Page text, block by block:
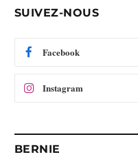
-
m
SUIVEZ-NOUS
Facebook
Instagram
BERNIE